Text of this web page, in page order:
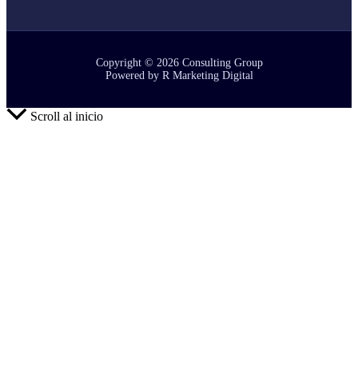
Copyright © 2026 Consulting Group
Powered by R Marketing Digital
Scroll al inicio